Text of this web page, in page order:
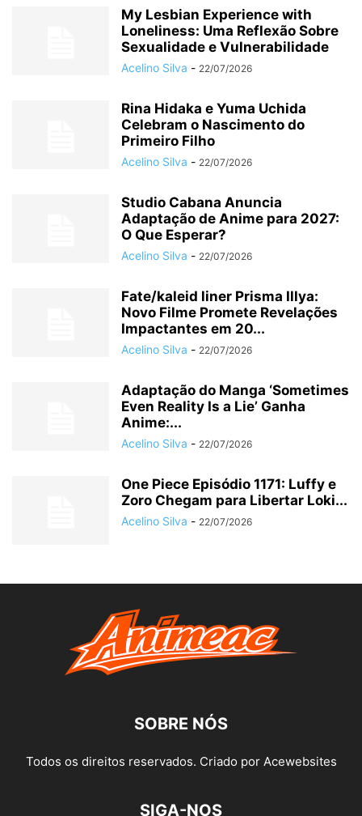
My Lesbian Experience with
Loneliness: Uma Reflexão Sobre
Sexualidade e Vulnerabilidade
Acelino Silva - 22/07/2026
Rina Hidaka e Yuma Uchida
Celebram o Nascimento do
Primeiro Filho
Acelino Silva - 22/07/2026
Studio Cabana Anuncia
Adaptação de Anime para 2027:
O Que Esperar?
Acelino Silva - 22/07/2026
Fate/kaleid liner Prisma Illya:
Novo Filme Promete Revelações
Impactantes em 20...
Acelino Silva - 22/07/2026
Adaptação do Manga ‘Sometimes
Even Reality Is a Lie’ Ganha
Anime:...
Acelino Silva - 22/07/2026
One Piece Episódio 1171: Luffy e
Zoro Chegam para Libertar Loki...
Acelino Silva - 22/07/2026
SOBRE NÓS
Todos os direitos reservados. Criado por Acewebsites
SIGA-NOS